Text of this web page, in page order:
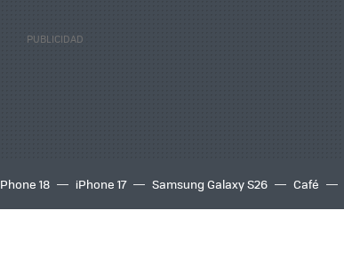
18 iPhone 17 Samsung Galaxy S26 Café